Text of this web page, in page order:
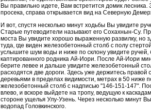
Вы правильно идете, Вам встретится домик лесника.
просека, справа открывается вид на Северную
И вот, спустя несколько минут ходьбы Вы увидите
Старые путеводители называют его Сохахнын-Су.
моста Вы увидите хорошо выраженную развилку, но
туда, где виден железобетонный столб с полу
услышите шум воды и ниже по склону увидите
каптированного родника Ай-Иори. После Ай-Иори
берите левее и дальше увидите железобетонный
расходятся две дороги. Здесь уже держитесь правой
деревьями в пределах видимости, метрах в 50 ниже
железобетонный столб с надписью "146-151-147".
влево, и вскоре выйдете на тропу, ведущую к
стороне ущелья Улу-Узень. Через несколько минут
водопад Головкинского.